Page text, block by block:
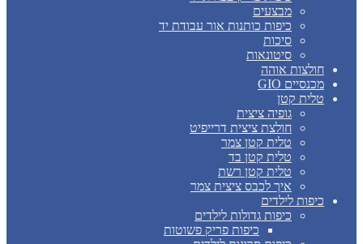
מבצעים
כיפות כותנות אור עבודת יד
סיכות
סיטונאות
חולצות אוהה
מכנסיים GIO
טלית קטן
גופיה ציצית
חולצת ציצית דרייפיט
טלית קטן צמר
טלית קטן בד
טלית קטן רשת
איך לכבס ציצית צמר
כיפות לילדים
כיפות גדולות לילדים
כיפות פריק פשוטות